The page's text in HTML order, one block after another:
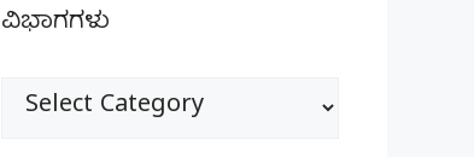
ವಿಭಾಗಗಳು
ವಿಭಾಗಗಳು